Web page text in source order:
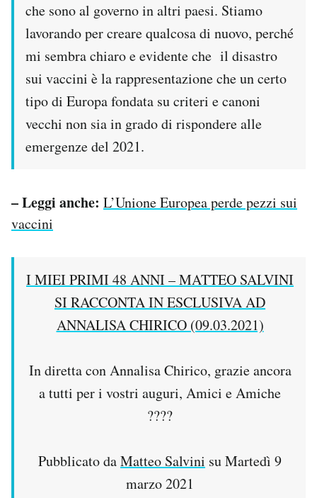
che sono al governo in altri paesi. Stiamo
lavorando per creare qualcosa di nuovo, perché
mi sembra chiaro e evidente che il disastro
sui vaccini è la rappresentazione che un certo
tipo di Europa fondata su criteri e canoni
vecchi non sia in grado di rispondere alle
emergenze del 2021.
– Leggi anche: L’Unione Europea perde pezzi sui
vaccini
I MIEI PRIMI 48 ANNI – MATTEO SALVINI
SI RACCONTA IN ESCLUSIVA AD
ANNALISA CHIRICO (09.03.2021)
In diretta con Annalisa Chirico, grazie ancora
a tutti per i vostri auguri, Amici e Amiche
????
Pubblicato daMatteo Salvini su Martedì 9
marzo 2021